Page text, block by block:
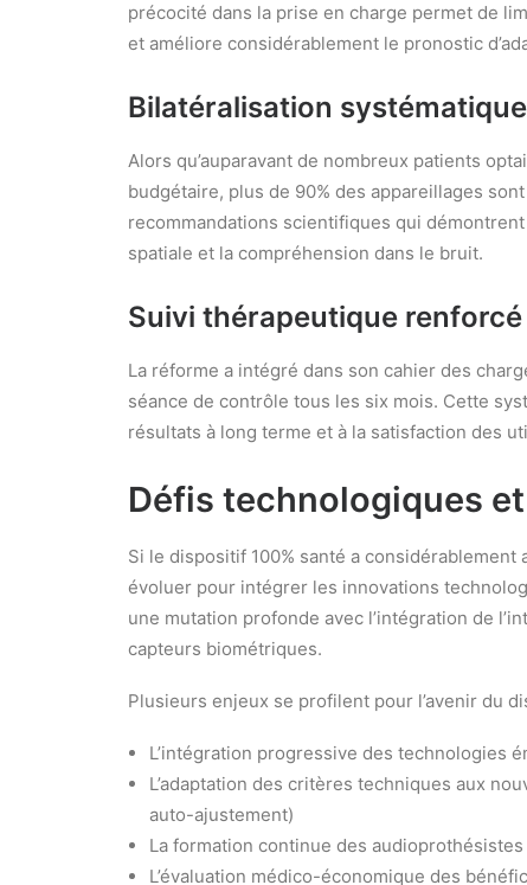
précocité dans la prise en charge permet de
et améliore considérablement le pronostic
Bilatéralisation systématique
Alors qu’auparavant de nombreux patients
budgétaire, plus de 90% des appareillages
recommandations scientifiques qui
spatiale et la compréhension dans le bruit.
Suivi thérapeutique renforcé
La réforme a intégré dans son cahier des
séance de contrôle tous les six mois. Cette
résultats à long terme et à la satisfaction des
Défis technologiques
Si le dispositif 100% santé a
évoluer pour intégrer les innovations
une mutation profonde avec l’intégration de
capteurs biométriques.
Plusieurs enjeux se profilent pour l’avenir du
L’intégration progressive des technologies
L’adaptation des critères techniques aux
auto-ajustement)
La formation continue des
L’évaluation médico-économique des